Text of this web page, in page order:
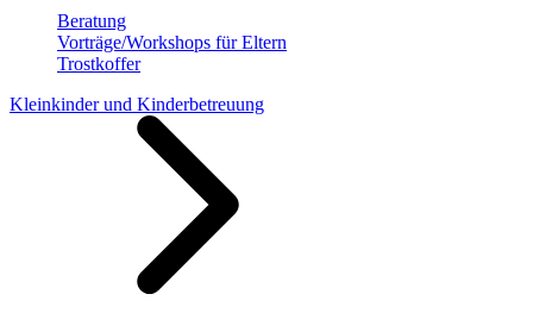
Beratung
Vorträge/Workshops für Eltern
Trostkoffer
Kleinkinder und Kinderbetreuung